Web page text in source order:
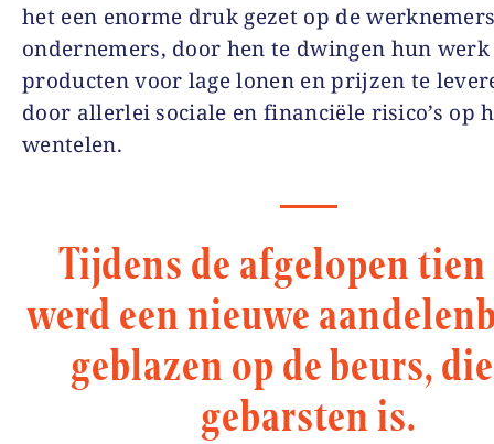
het een enorme druk gezet op de
ondernemers, door hen te dwingen hun werk
producten voor lage lonen en prijzen te
door allerlei sociale en financiële risico’s op
wentelen.
Tijdens de afgelopen
werd een nieuwe
geblazen op de beurs,
gebarsten is.